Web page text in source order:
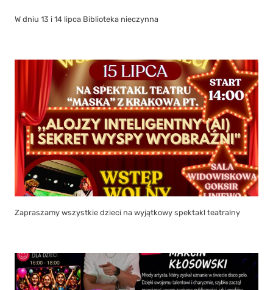
W dniu 13 i 14 lipca Biblioteka nieczynna
Zapraszamy wszystkie dzieci na wyjątkowy spektakl teatralny